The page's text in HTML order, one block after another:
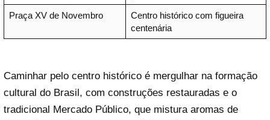
Praça XV de Novembro
Centro histórico com figueira
centenária
Caminhar pelo centro histórico é mergulhar na formação
cultural do Brasil, com construções restauradas e o
tradicional Mercado Público, que mistura aromas de